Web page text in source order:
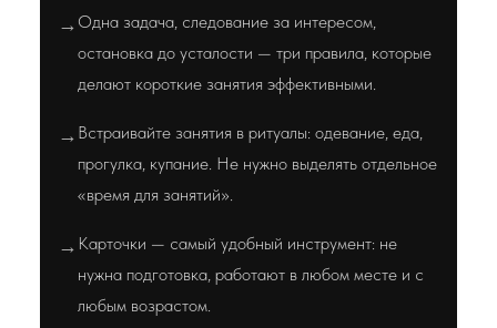
→ Одна задача, следование за интересом,
остановка до усталости — три правила, которые
делают короткие занятия эффективными.
→ Встраивайте занятия в ритуалы: одевание, еда,
прогулка, купание. Не нужно выделять отдельное
«время для занятий».
→ Карточки — самый удобный инструмент: не
нужна подготовка, работают в любом месте и с
любым возрастом.